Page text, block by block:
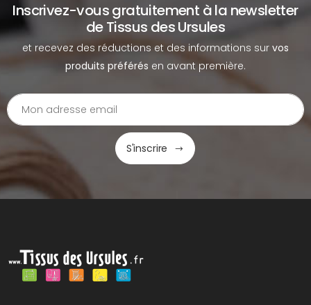
Inscrivez-vous gratuitement à la newsletter
de Tissus des Ursules
et recevez des réductions et des informations sur vos
produits préférés en avant première.
S'inscrire